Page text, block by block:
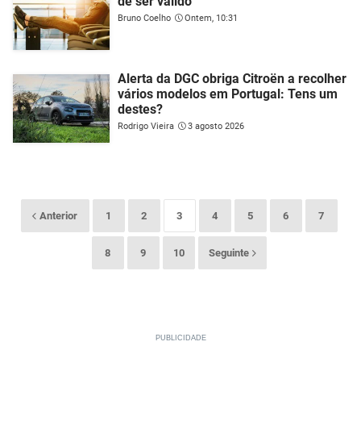
Bruno Coelho Ontem, 10:31
Alerta da DGC obriga Citroën a recolher
vários modelos em Portugal: Tens um
destes?
Rodrigo Vieira 3 agosto 2026
Anterior 1 2 3 4 5 6 7
8 9 10 Seguinte